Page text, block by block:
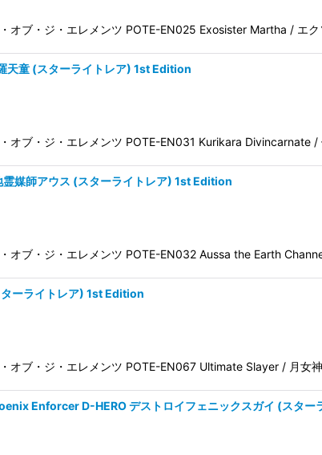
ブ・ジ・エレメンツ POTE-EN025 Exosister Martha / エ
童 (スターライトレア) 1st Edition
ブ・ジ・エレメンツ POTE-EN031 Kurikara Divincarnate /
媒師アウス (スターライトレア) 1st Edition
ブ・ジ・エレメンツ POTE-EN032 Aussa the Earth
ーライトレア) 1st Edition
ブ・ジ・エレメンツ POTE-EN067 Ultimate Slayer / 月女
Enforcer D-HERO デストロイフェニックスガイ (スター